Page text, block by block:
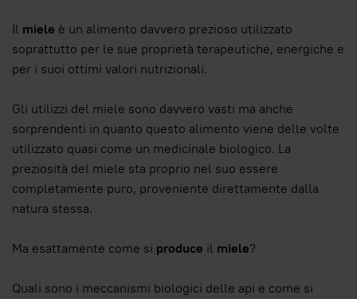
Il miele è un alimento davvero prezioso utilizzato
soprattutto per le sue proprietà terapeutiche, energiche e
per i suoi ottimi valori nutrizionali.
Gli utilizzi del miele sono davvero vasti ma anche
sorprendenti in quanto questo alimento viene delle volte
utilizzato quasi come un medicinale biologico. La
preziosità del miele sta proprio nel suo essere
completamente puro, proveniente direttamente dalla
natura stessa.
Ma esattamente come si produce il miele?
Quali sono i meccanismi biologici delle api e come si